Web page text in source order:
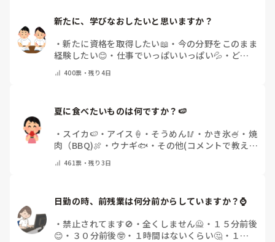
新たに、学びなおしたいと思いますか？
・新たに資格を取得したい📖 ・ 今の分野をこのまま
経験したい😊 ・ 仕事でいっぱいいっぱい💦 ・ どん
教えてください）
400票・残り4日
夏に食べたいものは何ですか？🍉
・ スイカ🍉 ・ アイス🍦 ・ そうめん🥢 ・ かき氷🍧 ・ 焼
肉（BBQ)🍖 ・ ウナギ🐟 ・ その他(コメントで教え
461票・残り3日
日勤の時、前残業は何分前からしていますか？⌚
・禁止されてます🚫 ・ 全くしません🙅 ・ １５分前後
😊 ・ ３０分前後🤓 ・ １時間はないくらい🤔 ・ １時